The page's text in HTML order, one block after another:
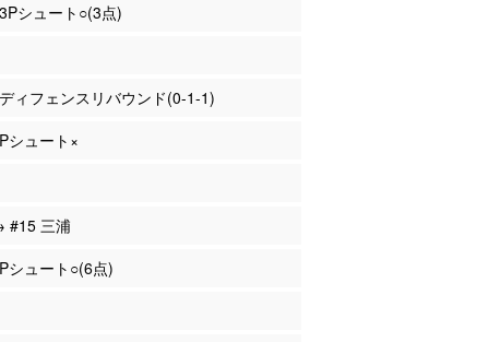
シュート○(3点)
ィフェンスリバウンド(0-1-1)
シュート×
#15 三浦
シュート○(6点)